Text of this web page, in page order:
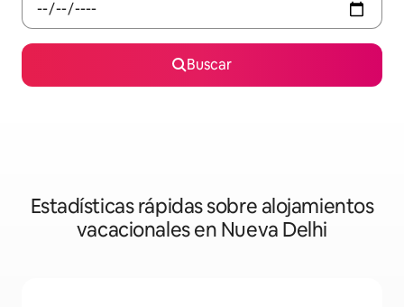
Buscar
Estadísticas rápidas sobre alojamientos
vacacionales en Nueva Delhi